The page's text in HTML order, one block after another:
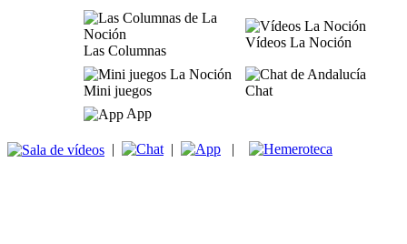
Las Columnas
Vídeos La Noción
Mini juegos
Chat
App
| | |